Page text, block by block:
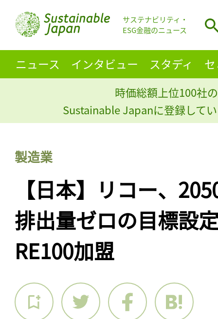
サステナビリティ・
ESG金融のニュース
ニュース インタビュー スタディ
時価総額上位100社
Sustainable Japanに登録して
製造業
【日本】リコー、
排出量ゼロの目標設
RE100加盟